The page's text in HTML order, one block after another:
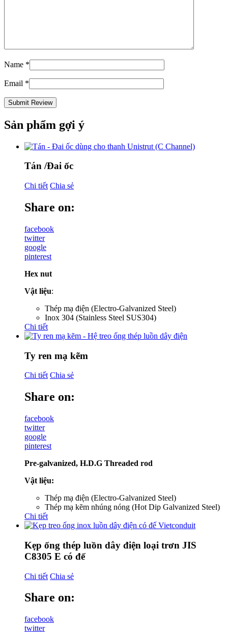
Name *
Email *
Sản phẩm gợi ý
Tán /Đai ốc
Chi tiết Chia sẻ
Share on:
facebook
twitter
google
pinterest
Hex nut
Vật liệu:
Thép mạ điện (Electro-Galvanized Steel)
Inox 304 (Stainless Steel SUS304)
Chi tiết
Ty ren mạ kẽm
Chi tiết Chia sẻ
Share on:
facebook
twitter
google
pinterest
Pre-galvanized, H.D.G Threaded rod
Vật liệu:
Thép mạ điện (Electro-Galvanized Steel)
Thép mạ kẽm nhúng nóng (Hot Dip Galvanized Steel)
Chi tiết
Kẹp ống thép luồn dây điện loại trơn JIS
C8305 E có đế
Chi tiết Chia sẻ
Share on:
facebook
twitter